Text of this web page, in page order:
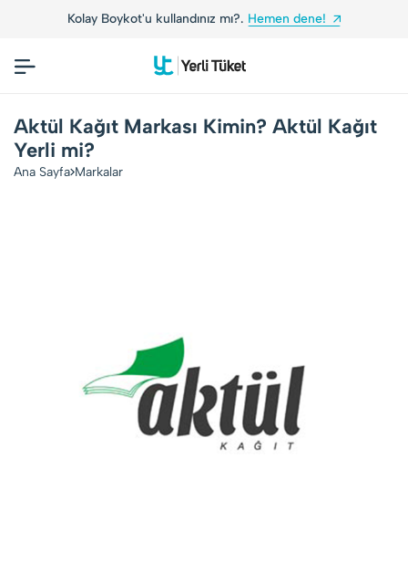
Kolay Boykot'u kullandınız mı?. Hemen dene!
Aktül Kağıt Markası Kimin? Aktül Kağıt
Yerli mi?
Ana Sayfa Markalar